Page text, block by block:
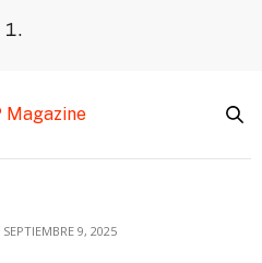
SEPTIEMBRE 9, 2025